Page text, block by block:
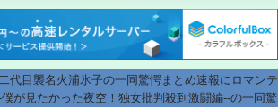
代目襲名火浦氷子の一同驚愕まとめ速報にロマンテ
が見たかった夜空！独女批判殺到激闘編--の一同驚